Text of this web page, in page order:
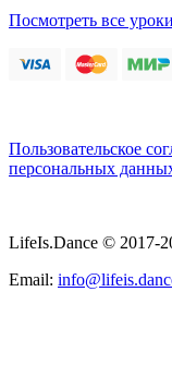
Посмотреть все уроки
Пользовательское
персональных
LifeIs.Dance © 2017-
Email: